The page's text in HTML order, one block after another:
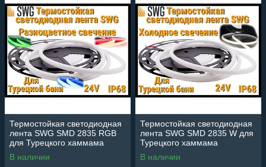
Термостойкая светодиодная
лента SWG SMD 2835 RGB
для Турецкого хаммама
(RGB свечение, 5 м, 24V, 14
Вт/м, IP68)
В наличии
Термостойкая светодиодная
лента SWG SMD 2835 W для
Турецкого хаммама
(Холодное свечение, 5 м,
24V, 12 Вт/м, IP68)
В наличии